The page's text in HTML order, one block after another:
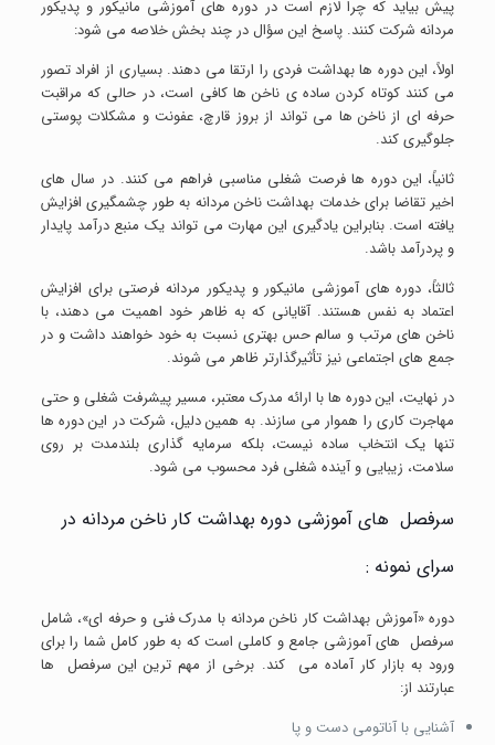
پیش بیاید که چرا لازم است در دوره های آموزشی مانیکور و پدیکور
مردانه شرکت کنند. پاسخ این سؤال در چند بخش خلاصه می شود:
اولاً، این دوره ها بهداشت فردی را ارتقا می دهند. بسیاری از افراد تصور
می کنند کوتاه کردن ساده ی ناخن ها کافی است، در حالی که مراقبت
حرفه ای از ناخن ها می تواند از بروز قارچ، عفونت و مشکلات پوستی
جلوگیری کند.
ثانیاً، این دوره ها فرصت شغلی مناسبی فراهم می کنند. در سال های
اخیر تقاضا برای خدمات بهداشت ناخن مردانه به طور چشمگیری افزایش
یافته است. بنابراین یادگیری این مهارت می تواند یک منبع درآمد پایدار
و پردرآمد باشد.
ثالثاً، دوره های آموزشی مانیکور و پدیکور مردانه فرصتی برای افزایش
اعتماد به نفس هستند. آقایانی که به ظاهر خود اهمیت می دهند، با
ناخن های مرتب و سالم حس بهتری نسبت به خود خواهند داشت و در
جمع های اجتماعی نیز تأثیرگذارتر ظاهر می شوند.
در نهایت، این دوره ها با ارائه مدرک معتبر، مسیر پیشرفت شغلی و حتی
مهاجرت کاری را هموار می سازند. به همین دلیل، شرکت در این دوره ها
تنها یک انتخاب ساده نیست، بلکه سرمایه گذاری بلندمدت بر روی
سلامت، زیبایی و آینده شغلی فرد محسوب می شود.
سرفصل های آموزشی دوره بهداشت کار ناخن مردانه در
سرای نمونه :
دوره «آموزش بهداشت کار ناخن مردانه با مدرک فنی و حرفه ای»، شامل
سرفصل های آموزشی جامع و کاملی است که به طور کامل شما را برای
ورود به بازار کار آماده می کند. برخی از مهم ترین این سرفصل ها
عبارتند از:
آشنایی با آناتومی دست و پا